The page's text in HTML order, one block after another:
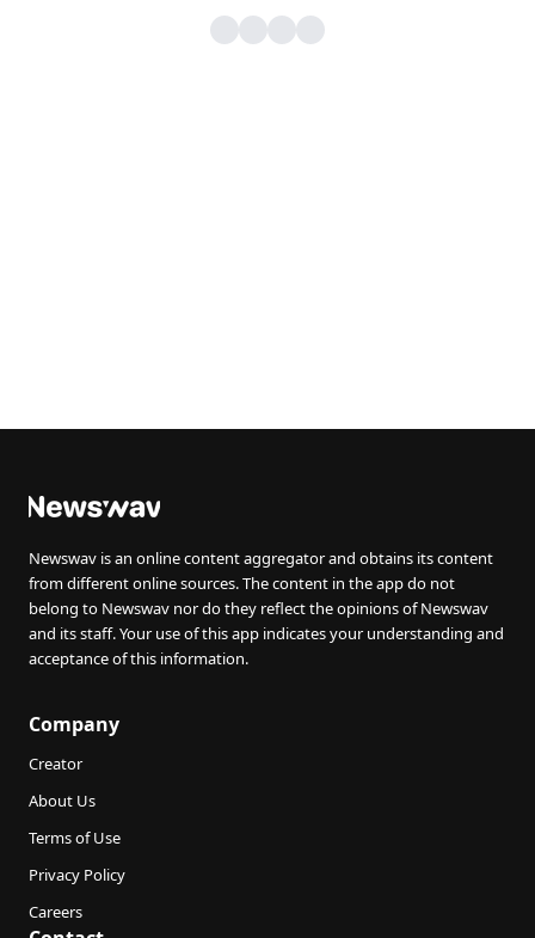
Newswav is an online content aggregator and obtains its content
from different online sources. The content in the app do not
belong to Newswav nor do they reflect the opinions of Newswav
and its staff. Your use of this app indicates your understanding and
acceptance of this information.
Company
Creator
About Us
Terms of Use
Privacy Policy
Careers